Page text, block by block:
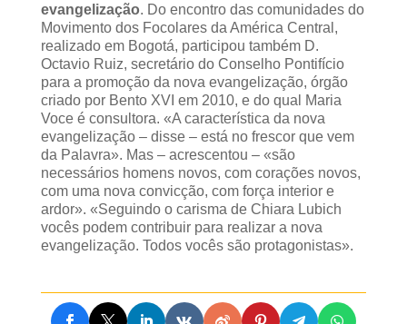
evangelização. Do encontro das comunidades do
Movimento dos Focolares da América Central,
realizado em Bogotá, participou também D.
Octavio Ruiz, secretário do Conselho Pontifício
para a promoção da nova evangelização, órgão
criado por Bento XVI em 2010, e do qual Maria
Voce é consultora. «A característica da nova
evangelização – disse – está no frescor que vem
da Palavra». Mas – acrescentou – «são
necessários homens novos, com corações novos,
com uma nova convicção, com força interior e
ardor». «Seguindo o carisma de Chiara Lubich
vocês podem contribuir para realizar a nova
evangelização. Todos vocês são protagonistas».